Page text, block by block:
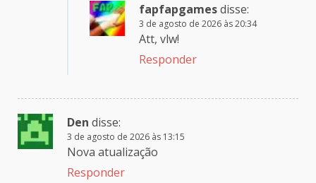
fapfapgamesdisse:
3 de agosto de 2026 às 20:34
Att, vlw!
Responder
Den disse:
3 de agosto de 2026 às 13:15
Nova atualização
Responder